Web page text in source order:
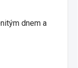
dnem a